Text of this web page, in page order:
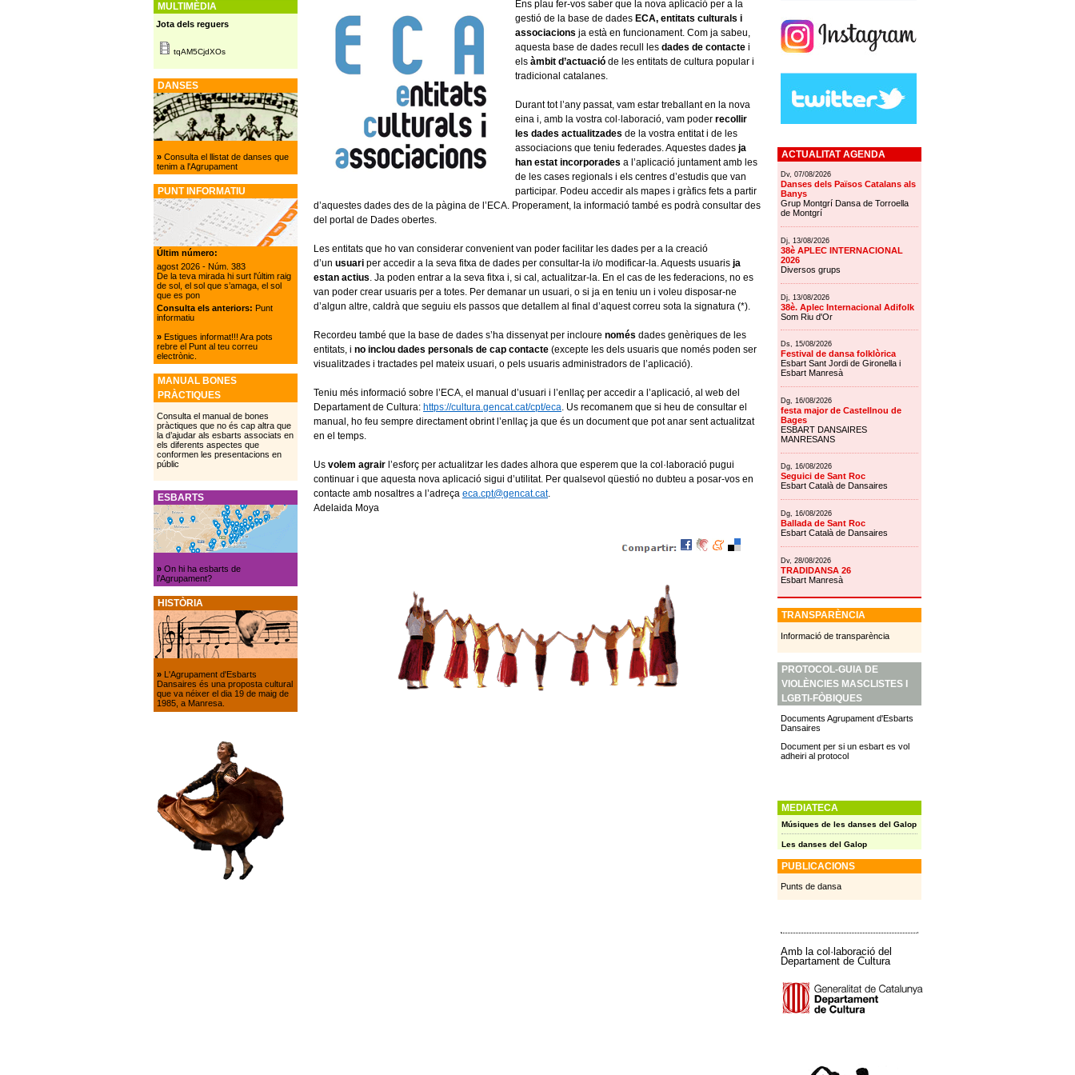
Ens plau fer-vos saber que la nova aplicació per a la
gestió de la base de dades ECA, entitats culturals i
associacions ja està en funcionament. Com ja sabeu,
aquesta base de dades recull les dades de contacte i
els àmbit d’actuació de les entitats de cultura popular i
tradicional catalanes.
Durant tot l’any passat, vam estar treballant en la nova
eina i, amb la vostra col·laboració, vam poder recollir
les dades actualitzades de la vostra entitat i de les
associacions que teniu federades. Aquestes dades ja
han estat incorporades a l’aplicació juntament amb les
de les cases regionals i els centres d’estudis que van
participar. Podeu accedir als mapes i gràfics fets a partir
d’aquestes dades des de la pàgina de l’ECA. Properament, la informació també es podrà consultar des
del portal de Dades obertes.
Les entitats que ho van considerar convenient van poder facilitar les dades per a la creació
d’un usuari per accedir a la seva fitxa de dades per consultar-la i/o modificar-la. Aquests usuaris ja
estan actius . Ja poden entrar a la seva fitxa i, si cal, actualitzar-la. En el cas de les federacions, no es
van poder crear usuaris per a totes. Per demanar un usuari, o si ja en teniu un i voleu disposar-ne
d’algun altre, caldrà que seguiu els passos que detallem al final d’aquest correu sota la signatura (*).
Recordeu també que la base de dades s’ha dissenyat per incloure només dades genèriques de les
entitats, i no inclou dades personals de cap contacte (excepte les dels usuaris que només poden ser
visualitzades i tractades pel mateix usuari, o pels usuaris administradors de l’aplicació).
Teniu més informació sobre l’ECA, el manual d’usuari i l’enllaç per accedir a l’aplicació, al web del
Departament de Cultura: https://cultura.gencat.cat/cpt/eca . Us recomanem que si heu de consultar el
manual, ho feu sempre directament obrint l’enllaç ja que és un document que pot anar sent actualitzat
en el temps.
Us volem agrair l’esforç per actualitzar les dades alhora que esperem que la col·laboració pugui
continuar i que aquesta nova aplicació sigui d’utilitat. Per qualsevol qüestió no dubteu a posar-vos en
contacte amb nosaltres a l’adreça eca.cpt@gencat.cat.
Adelaida Moya
MULTIMÈDIA
Jota dels reguers
tqAM5CjdXOs
DANSES
»Consulta el llistat de danses que
tenim a l'Agrupament
PUNT INFORMATIU
Últim número:
agost 2026 - Núm. 383
De la teva mirada hi surt l'últim raig
de sol, el sol que s’amaga, el sol
que es pon
Consulta els anteriors: Punt
informatiu
»Estigues informat!!! Ara pots
rebre el Punt al teu correu
electrònic.
MANUAL BONES
PRÀCTIQUES
Consulta el manual de bones
pràctiques que no és cap altra que
la d’ajudar als esbarts associats en
els diferents aspectes que
conformen les presentacions en
públic
ESBARTS
»On hi ha esbarts de
l’Agrupament?
HISTÒRIA
» L'Agrupament d'Esbarts
Dansaires és una proposta cultural
que va néixer el dia 19 de maig de
1985, a Manresa.
ACTUALITAT AGENDA
Dv, 07/08/2026
Danses dels Països Catalans als
Banys
Grup Montgrí Dansa de Torroella
de Montgrí
Dj, 13/08/2026
38è APLEC INTERNACIONAL
2026
Diversos grups
Dj, 13/08/2026
38è. Aplec Internacional Adifolk
Som Riu d'Or
Ds, 15/08/2026
Festival de dansa folklòrica
Esbart Sant Jordi de Gironella i
Esbart Manresà
Dg, 16/08/2026
festa major de Castellnou de
Bages
ESBART DANSAIRES
MANRESANS
Dg, 16/08/2026
Seguici de Sant Roc
Esbart Català de Dansaires
Dg, 16/08/2026
Ballada de Sant Roc
Esbart Català de Dansaires
Dv, 28/08/2026
TRADIDANSA 26
Esbart Manresà
TRANSPARÈNCIA
Informació de transparència
PROTOCOL-GUIA DE
VIOLÈNCIES MASCLISTES I
LGBTI-FÒBIQUES
Documents Agrupament d'Esbarts
Dansaires
Document per si un esbart es vol
adheiri al protocol
MEDIATECA
Músiques de les danses del Galop
Les danses del Galop
PUBLICACIONS
Punts de dansa
Amb la col·laboració del
Departament de Cultura